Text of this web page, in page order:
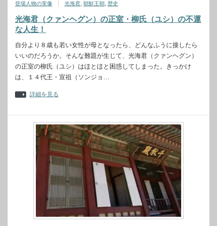
登場人物の実像
光海君 朝鮮王朝 歴史
光海君（クァンヘグン）の正室・柳氏（ユシ）の不運
な人生！
自分より８歳も若い女性が母となったら、どんなふうに接したら
いいのだろうか。そんな難題が生じて、光海君（クァンヘグン）
の正室の柳氏（ユシ）はほとほと困惑してしまった。きっかけ
は、１４代王・宣祖（ソンジョ…
詳細を見る